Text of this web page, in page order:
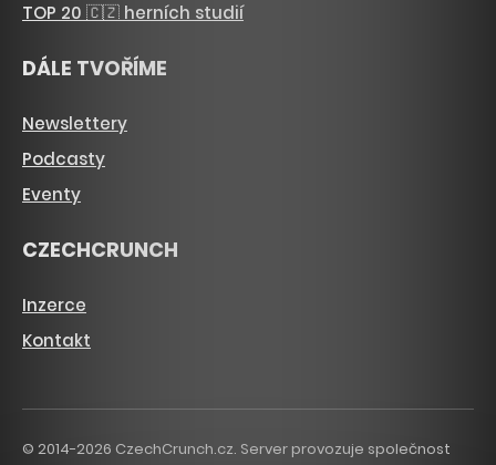
TOP 20 🇨🇿 herních studií
DÁLE TVOŘÍME
Newslettery
Podcasty
Eventy
CZECHCRUNCH
Inzerce
Kontakt
© 2014-2026 CzechCrunch.cz. Server provozuje společnost